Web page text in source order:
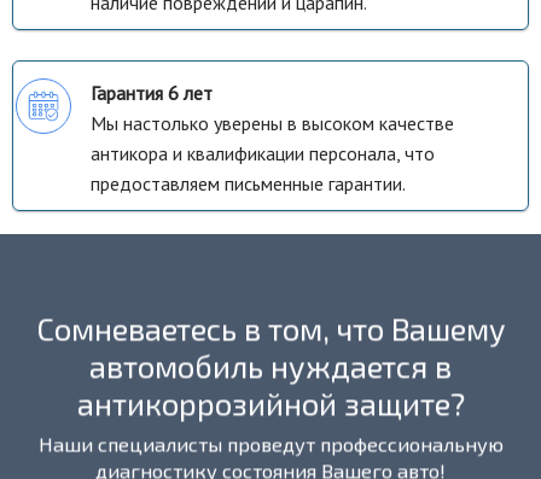
Гарантия 6 лет
Мы настолько уверены в высоком качестве
антикора и квалификации персонала, что
предоставляем письменные гарантии.
Сомневаетесь в том, что Вашему
автомобиль нуждается в
антикоррозийной защите?
Наши специалисты проведут профессиональную
диагностику состояния Вашего авто!